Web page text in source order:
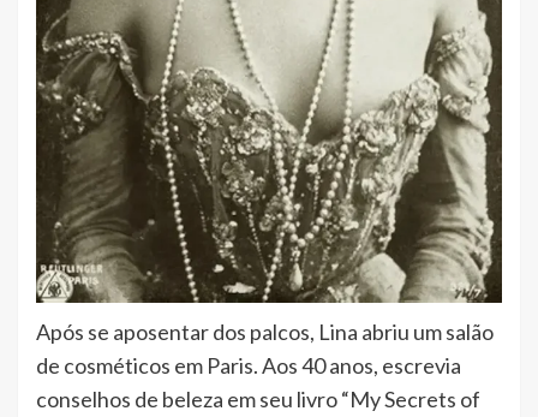
Após se aposentar dos palcos, Lina abriu um salão
de cosméticos em Paris. Aos 40 anos, escrevia
conselhos de beleza em seu livro “My Secrets of